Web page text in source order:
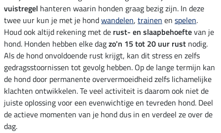
vuistregel hanteren waarin honden graag bezig zijn. In deze
twee uur kun je met je hondwandelen, trainen en spelen.
Houd ook altijd rekening met de rust- en slaapbehoeftevan je
hond. Honden hebben elke dagzo'n 15 tot 20 uur rust nodig.
Als de hond onvoldoende rust krijgt, kan dit stress en zelfs
gedragsstoornissen tot gevolg hebben. Op de lange termijn kan
de hond door permanente oververmoeidheid zelfs lichamelijke
klachten ontwikkelen. Te veel activiteit is daarom ook niet de
juiste oplossing voor een evenwichtige en tevreden hond. Deel
de actieve momenten van je hond dus in en verdeel ze over de
dag.